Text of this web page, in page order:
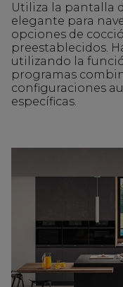
Utiliza la pantalla
elegante para
opciones de
preestablecidos.
utilizando la
programas
configuraciones
específicas.